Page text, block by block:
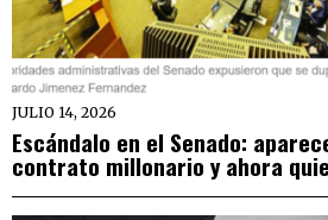
JULIO 14, 2026
Escándalo en el Senado:
contrato millonario y ahora